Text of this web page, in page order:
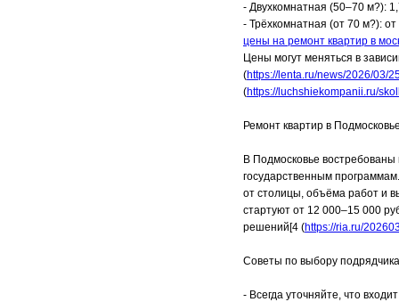
- Двухкомнатная (50–70 м?):
- Трёхкомнатная (от 70 м?):
цены на ремонт квартир в
Цены могут меняться в
(https://lenta.ru/news/2026/03/
(https://luchshiekompanii.ru/
Ремонт квартир в
В Подмосковье
государственным
от столицы, объёма работ и
стартуют от 12 000–15 000
решений[4 (https://ria.ru/
Советы по выбору
- Всегда уточняйте, что